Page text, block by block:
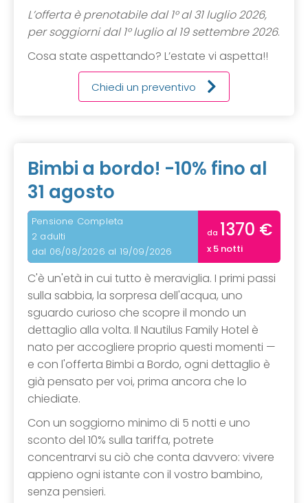
L’offerta è prenotabile dal 1° al 31 luglio 2026,
per soggiorni dal 1° luglio al 19 settembre 2026.
Cosa state aspettando? L’estate vi aspetta!!
Chiedi un preventivo
Bimbi a bordo! -10% fino al
31 agosto
Pensione Completa
2 adulti
dal 06/08/2026 al 19/09/2026
da 1370 €
x 5 notti
C'è un'età in cui tutto è meraviglia. I primi passi
sulla sabbia, la sorpresa dell'acqua, uno
sguardo curioso che scopre il mondo un
dettaglio alla volta. Il Nautilus Family Hotel è
nato per accogliere proprio questi momenti —
e con l'offerta Bimbi a Bordo, ogni dettaglio è
già pensato per voi, prima ancora che lo
chiediate.
Con un soggiorno minimo di 5 notti e uno
sconto del 10% sulla tariffa, potrete
concentrarvi su ciò che conta davvero: vivere
appieno ogni istante con il vostro bambino,
senza pensieri.